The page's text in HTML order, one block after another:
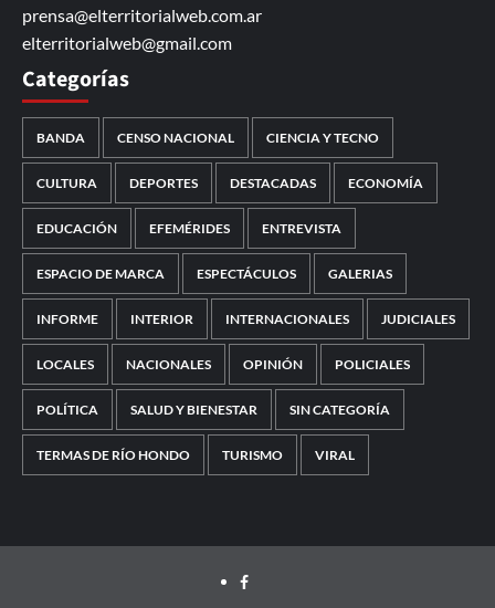
prensa@elterritorialweb.com.ar
elterritorialweb@gmail.com
Categorías
BANDA CENSO NACIONAL CIENCIA Y TECNO
CULTURA DEPORTES DESTACADAS ECONOMÍA
EDUCACIÓN EFEMÉRIDES ENTREVISTA
ESPACIO DE MARCA ESPECTÁCULOS GALERIAS
INFORME INTERIOR INTERNACIONALES JUDICIALES
LOCALES NACIONALES OPINIÓN POLICIALES
POLÍTICA SALUD Y BIENESTAR SIN CATEGORÍA
TERMAS DE RÍO HONDO TURISMO VIRAL
Facebook